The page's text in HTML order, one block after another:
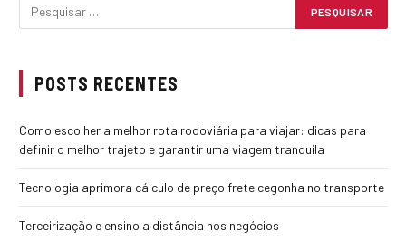
POSTS RECENTES
Como escolher a melhor rota rodoviária para viajar: dicas para
definir o melhor trajeto e garantir uma viagem tranquila
Tecnologia aprimora cálculo de preço frete cegonha no transporte
Terceirização e ensino a distância nos negócios